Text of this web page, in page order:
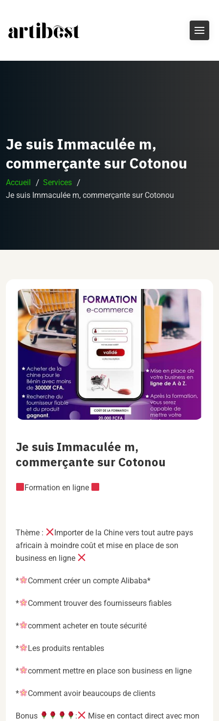
Je suis Immaculée m,
commerçante sur Cotonou
Accueil
Services
Je suis Immaculée m, commerçante sur Cotonou
Je suis Immaculée m,
commerçante sur Cotonou
Formation en ligne
Thème :
Importer de la Chine vers tout autre pays
africain à moindre coût et mise en place de son
business en ligne
* Comment créer un compte Alibaba*
* Comment trouver des fournisseurs fiables
* comment acheter en toute sécurité
* Les produits rentables
* comment mettre en place son business en ligne
* Comment avoir beaucoups de clients
Bonus :
Mise en contact direct avec mon